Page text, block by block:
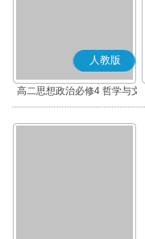
人教版
高二思想政治必修4 哲学与文
化(部编版)